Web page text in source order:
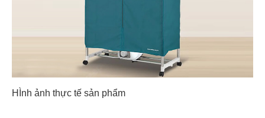
HÌnh ảnh thực tế sản phẩm